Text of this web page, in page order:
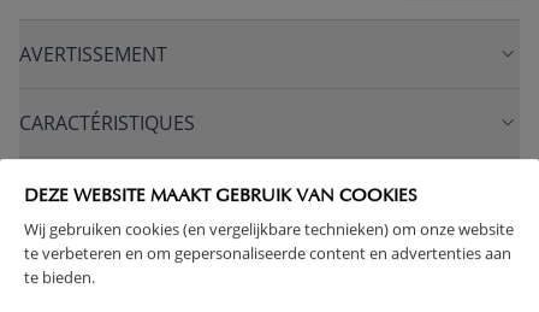
DEZE WEBSITE MAAKT GEBRUIK VAN COOKIES
Wij gebruiken cookies (en vergelijkbare technieken) om onze website
te verbeteren en om gepersonaliseerde content en advertenties aan
te bieden.
AVERTISSEMENT
CARACTÉRISTIQUES
AVANTAGES DE CE PRODUIT
FAQ